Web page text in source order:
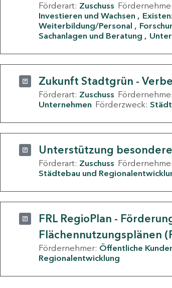
Förderart: Zuschuss
Investieren und Wachsen
Weiterbildung/Personal
Sachanlagen und Beratung
Zukunft Stadtgrün -
Förderart: Zuschuss
Unternehmen Förderzweck:
Unterstützung
Förderart: Zuschuss
Städtebau und
FRL RegioPlan -
Flächennutzungsplänen
Fördernehmer: Öffentliche
Regionalentwicklung